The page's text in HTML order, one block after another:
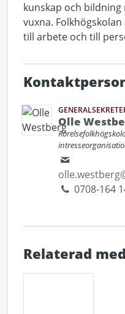
kunskap och
vuxna.
till arbete och till
Olle
0708-164
Relaterad